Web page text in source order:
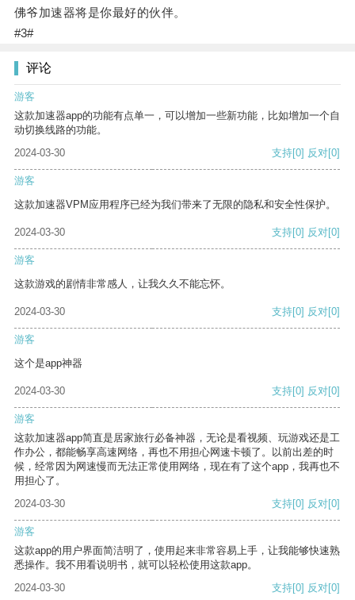
佛爷加速器将是你最好的伙伴。
#3#
评论
游客
这款加速器app的功能有点单一，可以增加一些新功能，比如增加一个自
动切换线路的功能。
2024-03-30
支持[0] 反对[0]
游客
这款加速器VPM应用程序已经为我们带来了无限的隐私和安全性保护。
2024-03-30 支持[0] 反对[0]
游客
这款游戏的剧情非常感人，让我久久不能忘怀。
2024-03-30 支持[0] 反对[0]
游客
这个是app神器
2024-03-30 支持[0] 反对[0]
游客
这款加速器app简直是居家旅行必备神器，无论是看视频、玩游戏还是工
作办公，都能畅享高速网络，再也不用担心网速卡顿了。以前出差的时
候，经常因为网速慢而无法正常使用网络，现在有了这个app，我再也不
用担心了。
2024-03-30
支持[0] 反对[0]
游客
这款app的用户界面简洁明了，使用起来非常容易上手，让我能够快速熟
悉操作。我不用看说明书，就可以轻松使用这款app。
2024-03-30
支持[0] 反对[0]